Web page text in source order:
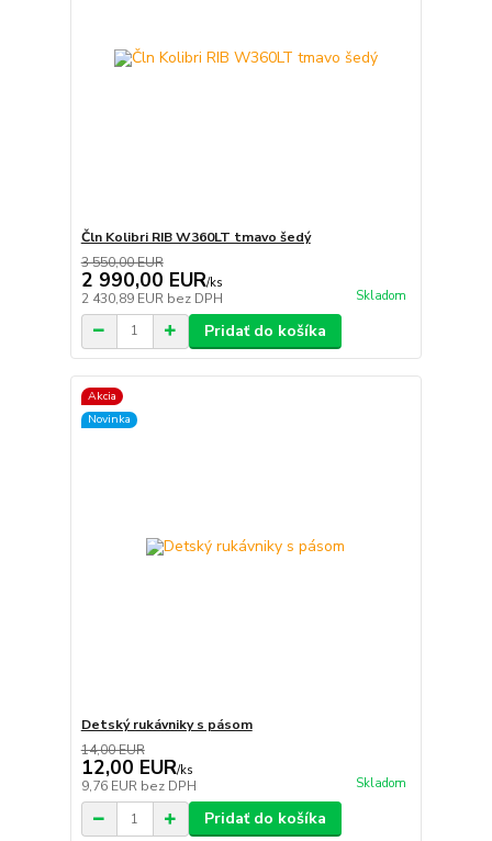
Čln Kolibri RIB W360LT tmavo šedý
3 550,00 EUR
2 990,00 EUR/ks
2 430,89 EUR bez DPH Skladom
Pridať do košíka
Akcia
Novinka
Detský rukávniky s pásom
14,00 EUR
12,00 EUR/ks
9,76 EUR bez DPH Skladom
Pridať do košíka